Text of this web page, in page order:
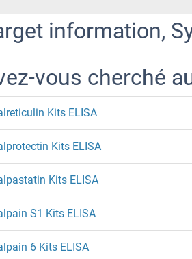
information,
vous cherché
Kits ELISA
Kits ELISA
Kits ELISA
S1 Kits ELISA
6 Kits ELISA